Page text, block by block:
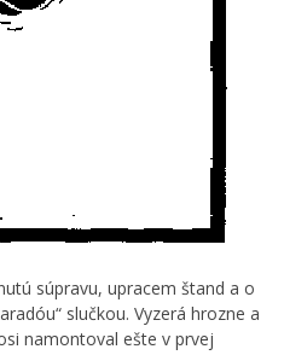
súpravu, upracem štand a o
slučkou. Vyzerá hrozne a
namontoval ešte v prvej